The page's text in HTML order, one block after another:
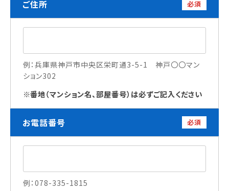
訪問者別
高校生の方へ
社会人・大学生・短大生の方へ
留学生の方へ(for Foreign Student)
各種証明書の申請について
企業担当者の方へ
保護者の方へ
ブログ
ご住所 必須
例：兵庫県神戸市中央区栄町通3-5-1 神戸〇〇マン
ション302
番地（マンション名、部屋番号）は必ずご記入ください
お電話番号 必須
例：078-335-1815